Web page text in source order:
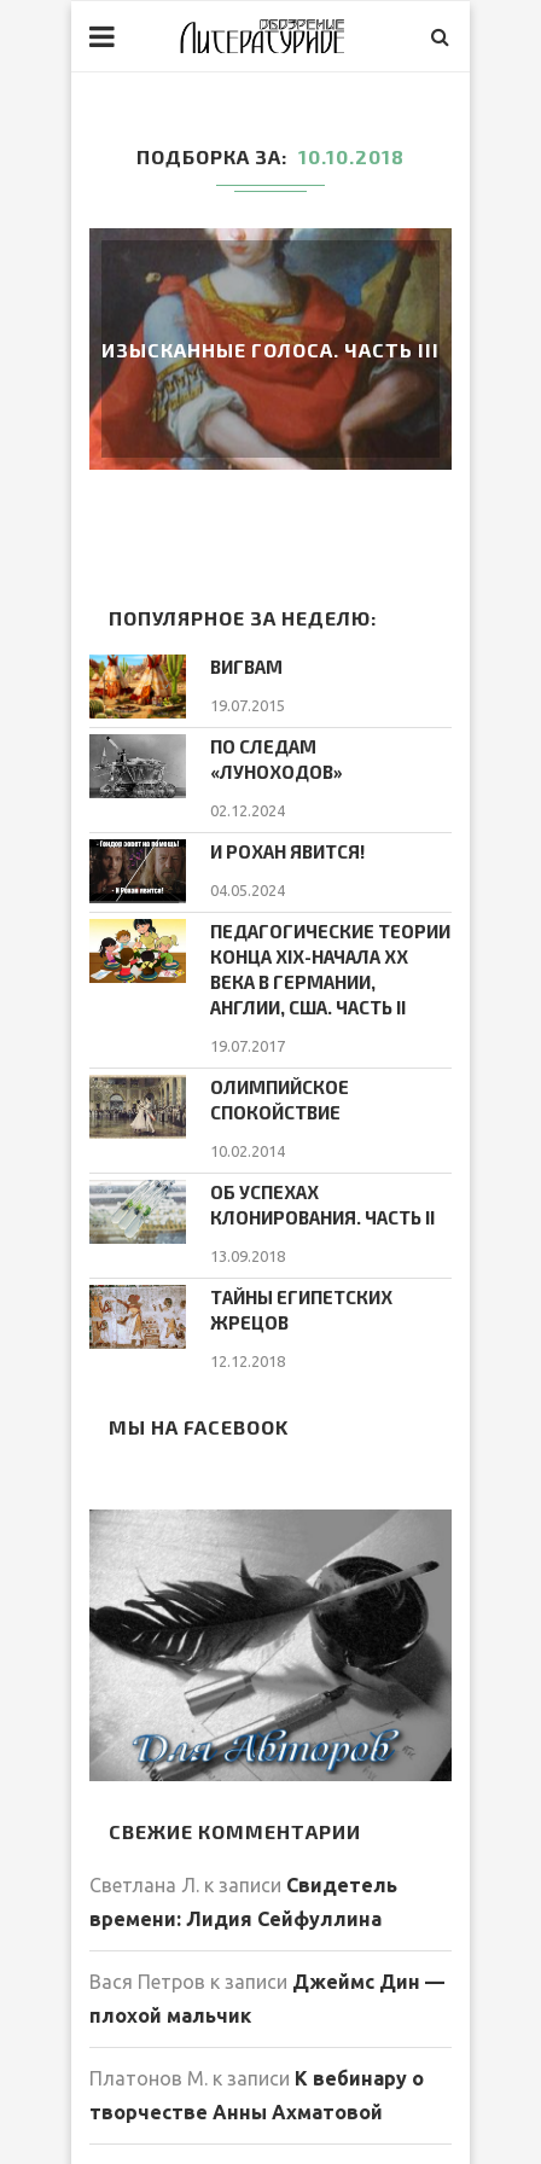
ПОДБОРКА ЗА 10.10.2018
ИЗЫСКАННЫЕ ГОЛОСА. ЧАСТЬ III
ПОПУЛЯРНОЕ ЗА НЕДЕЛЮ:
ВИГВАМ
19.07.2015
ПО СЛЕДАМ
«ЛУНОХОДОВ»
02.12.2024
И РОХАН ЯВИТСЯ!
04.05.2024
ПЕДАГОГИЧЕСКИЕ ТЕОРИИ
КОНЦА ХIХ-НАЧАЛА ХХ
ВЕКА В ГЕРМАНИИ,
АНГЛИИ, США. ЧАСТЬ II
19.07.2017
ОЛИМПИЙСКОЕ
СПОКОЙСТВИЕ
10.02.2014
ОБ УСПЕХАХ
КЛОНИРОВАНИЯ. ЧАСТЬ II
13.09.2018
ТАЙНЫ ЕГИПЕТСКИХ
ЖРЕЦОВ
12.12.2018
МЫ НА FACEBOOK
СВЕЖИЕ КОММЕНТАРИИ
Светлана Л. к записи Свидетель
времени: Лидия Сейфуллина
Вася Петров к записи Джеймс Дин —
плохой мальчик
Платонов М. к записи К вебинару о
творчестве Анны Ахматовой